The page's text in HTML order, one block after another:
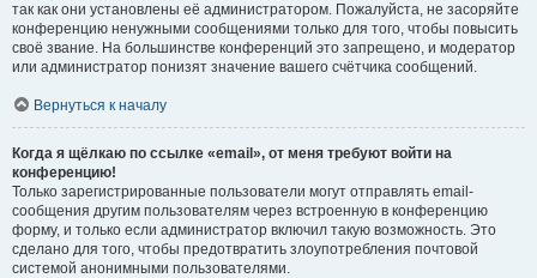
так как они установлены её администратором. Пожалуйста, не засоряйте
конференцию ненужными сообщениями только для того, чтобы повысить
своё звание. На большинстве конференций это запрещено, и модератор
или администратор понизят значение вашего счётчика сообщений.
Вернуться к началу
Когда я щёлкаю по ссылке «email», от меня требуют войти на
конференцию!
Только зарегистрированные пользователи могут отправлять email-
сообщения другим пользователям через встроенную в конференцию
форму, и только если администратор включил такую возможность. Это
сделано для того, чтобы предотвратить злоупотребления почтовой
системой анонимными пользователями.